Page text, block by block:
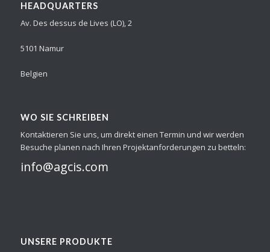
HEADQUARTERS
Av. Des dessus de Lives (LO), 2
5101 Namur
Belgien
WO SIE SCHREIBEN
Kontaktieren Sie uns, um direkt einen Termin und wir werden
Besuche planen nach Ihren Projektanforderungen zu betteln:
info@agcis.com
UNSERE PRODUKTE